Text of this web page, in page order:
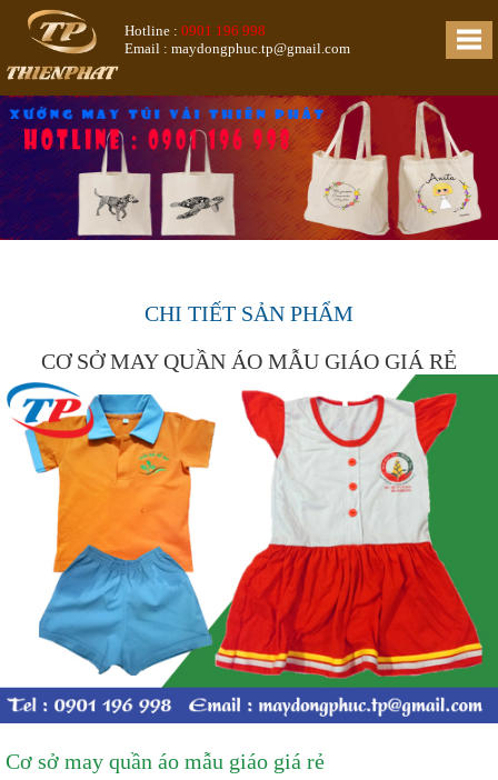
Hotline : 0901 196 998
Email : maydongphuc.tp@gmail.com
CHI TIẾT SẢN PHẨM
CƠ SỞ MAY QUẦN ÁO MẪU GIÁO GIÁ RẺ
Cơ sở may quần áo mẫu giáo giá rẻ